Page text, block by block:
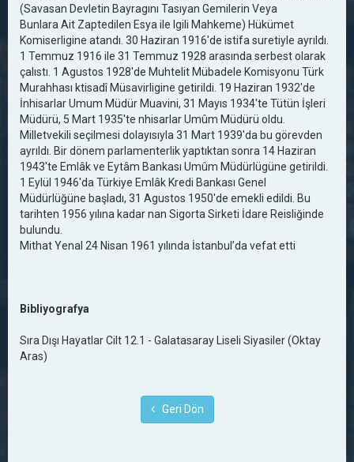
(Savasan Devletin Bayragını Tasıyan Gemilerin Veya
Bunlara Ait Zaptedilen Esya ile lgili Mahkeme) Hükümet
Komiserligine atandı. 30 Haziran 1916'de istifa suretiyle ayrıldı.
1 Temmuz 1916 ile 31 Temmuz 1928 arasında serbest olarak
çalıstı. 1 Agustos 1928'de Muhtelit Mübadele Komisyonu Türk
Murahhası ktisadî Müsavirligine getirildi. 19 Haziran 1932'de
İnhisarlar Umum Müdür Muavini, 31 Mayıs 1934'te Tütün İşleri
Müdürü, 5 Mart 1935'te nhisarlar Umûm Müdürü oldu.
Milletvekili seçilmesi dolayısıyla 31 Mart 1939'da bu görevden
ayrıldı. Bir dönem parlamenterlik yaptıktan sonra 14 Haziran
1943'te Emlâk ve Eytâm Bankası Umûm Müdürlügüne getirildi.
1 Eylül 1946'da Türkiye Emlâk Kredi Bankası Genel
Müdürlüğüne başladı, 31 Agustos 1950'de emekli edildi. Bu
tarihten 1956 yılına kadar nan Sigorta Sirketi İdare Reisliğinde
bulundu.
Mithat Yenal 24 Nisan 1961 yılında İstanbul’da vefat etti
Bibliyografya
Sıra Dışı Hayatlar Cilt 12.1 - Galatasaray Liseli Siyasiler (Oktay
Aras)
Geri Dön